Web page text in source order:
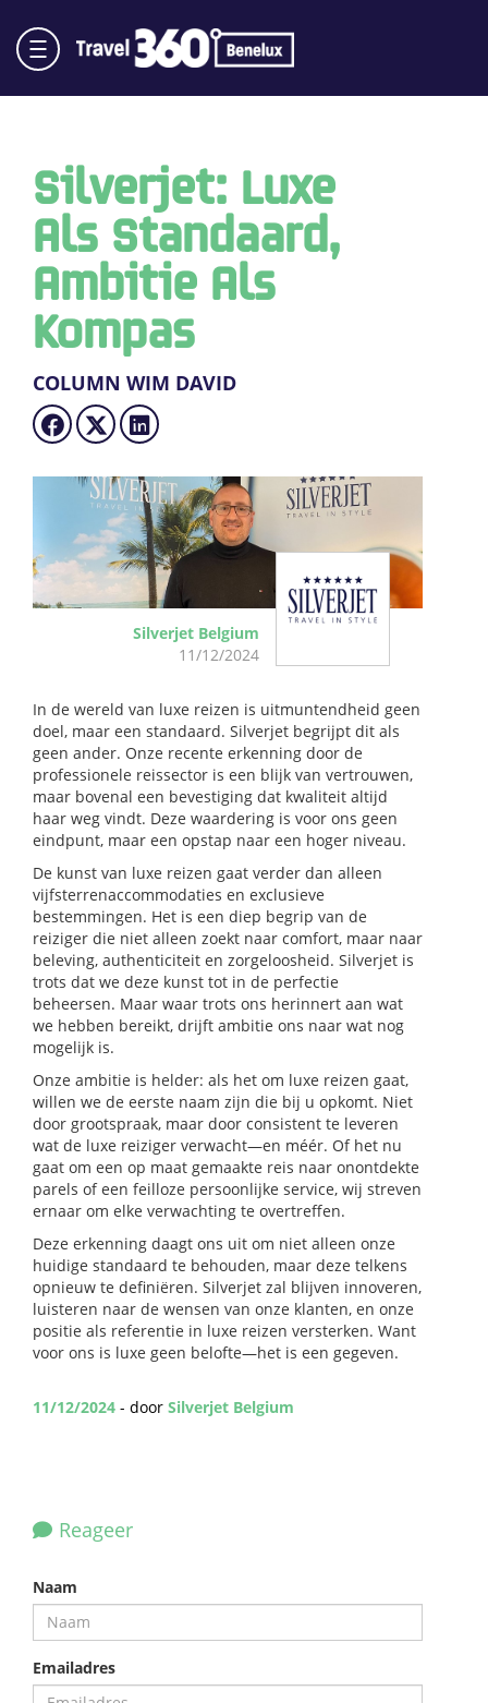
Silverjet: Luxe
Als Standaard,
Ambitie Als
Kompas
COLUMN WIM DAVID
Silverjet Belgium
11/12/2024
In de wereld van luxe reizen is uitmuntendheid geen
doel, maar een standaard. Silverjet begrijpt dit als
geen ander. Onze recente erkenning door de
professionele reissector is een blijk van vertrouwen,
maar bovenal een bevestiging dat kwaliteit altijd
haar weg vindt. Deze waardering is voor ons geen
eindpunt, maar een opstap naar een hoger niveau.
De kunst van luxe reizen gaat verder dan alleen
vijfsterrenaccommodaties en exclusieve
bestemmingen. Het is een diep begrip van de
reiziger die niet alleen zoekt naar comfort, maar naar
beleving, authenticiteit en zorgeloosheid. Silverjet is
trots dat we deze kunst tot in de perfectie
beheersen. Maar waar trots ons herinnert aan wat
we hebben bereikt, drijft ambitie ons naar wat nog
mogelijk is.
Onze ambitie is helder: als het om luxe reizen gaat,
willen we de eerste naam zijn die bij u opkomt. Niet
door grootspraak, maar door consistent te leveren
wat de luxe reiziger verwacht—en méér. Of het nu
gaat om een op maat gemaakte reis naar onontdekte
parels of een feilloze persoonlijke service, wij streven
ernaar om elke verwachting te overtreffen.
Deze erkenning daagt ons uit om niet alleen onze
huidige standaard te behouden, maar deze telkens
opnieuw te definiëren. Silverjet zal blijven innoveren,
luisteren naar de wensen van onze klanten, en onze
positie als referentie in luxe reizen versterken. Want
voor ons is luxe geen belofte—het is een gegeven.
11/12/2024 - door Silverjet Belgium
Reageer
Naam
Emailadres